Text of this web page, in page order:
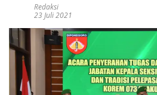
Redaksi
23 Juli 2021